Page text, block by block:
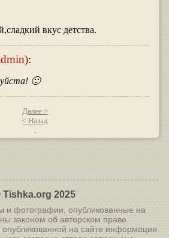
вкус детства.
:
🙂
Далее >
< Назад
Tishka.org 2025
и фотографии, опубликованные на
законом об авторском праве.
на сайте информации